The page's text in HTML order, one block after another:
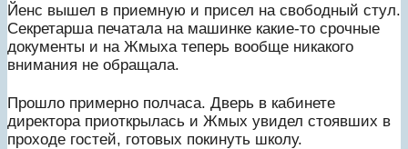
Йенс вышел в приемную и присел на свободный стул.
Секретарша печатала на машинке какие-то срочные
документы и на Жмыха теперь вообще никакого
внимания не обращала.
Прошло примерно полчаса. Дверь в кабинете
директора приоткрылась и Жмых увидел стоявших в
проходе гостей, готовых покинуть школу.